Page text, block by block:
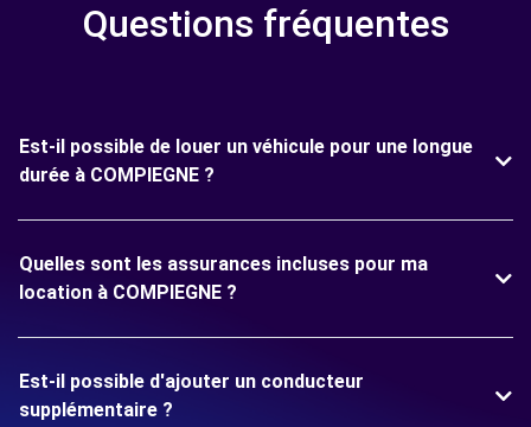
Questions fréquentes
Est-il possible de louer un véhicule pour une longue
durée à COMPIEGNE ?
Quelles sont les assurances incluses pour ma
location à COMPIEGNE ?
Est-il possible d'ajouter un conducteur
supplémentaire ?